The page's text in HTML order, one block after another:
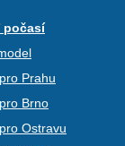
počasí
Prahu
Brno
Ostravu